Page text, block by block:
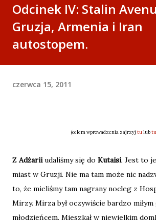
Odcinek IV: Stalin
Gruzja, Armenia i Iran
autostopem.
czerwca 15, 2011
(celem wprowadzenia zajrzyj tulubtu
Z Adżariiudaliśmy się do Kutaisi. Jest to
miast w Gruzji. Nie ma tam może nic
to, że mieliśmy tam nagrany nocleg z
Mirzy. Mirza był oczywiście bardzo
młodzieńcem. Mieszkał w niewielkim